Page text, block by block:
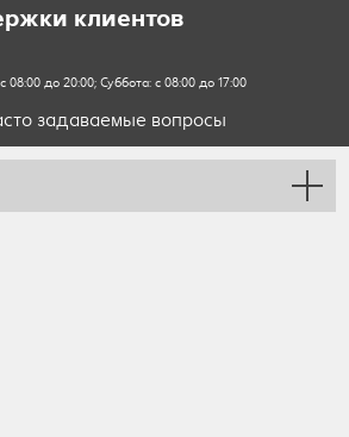
клиентов
08:00 до 20:00; Суббота: с 08:00 до 17:00
задаваемые вопросы